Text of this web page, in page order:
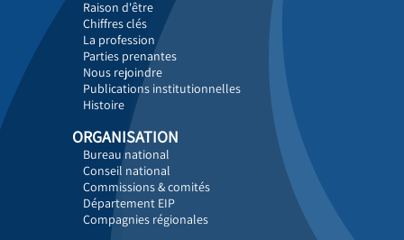
Raison d'être
Chiffres clés
La profession
Parties prenantes
Nous rejoindre
Publications institutionnelles
Histoire
ORGANISATION
Bureau national
Conseil national
Commissions & comités
Département EIP
Compagnies régionales